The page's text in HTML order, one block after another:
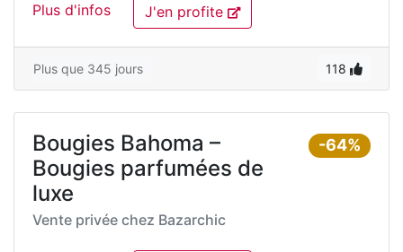
Plus d'infos J'en profite
Plus que 345 jours 118
-64%
Bougies Bahoma –
Bougies parfumées de
luxe
Vente privée chez Bazarchic